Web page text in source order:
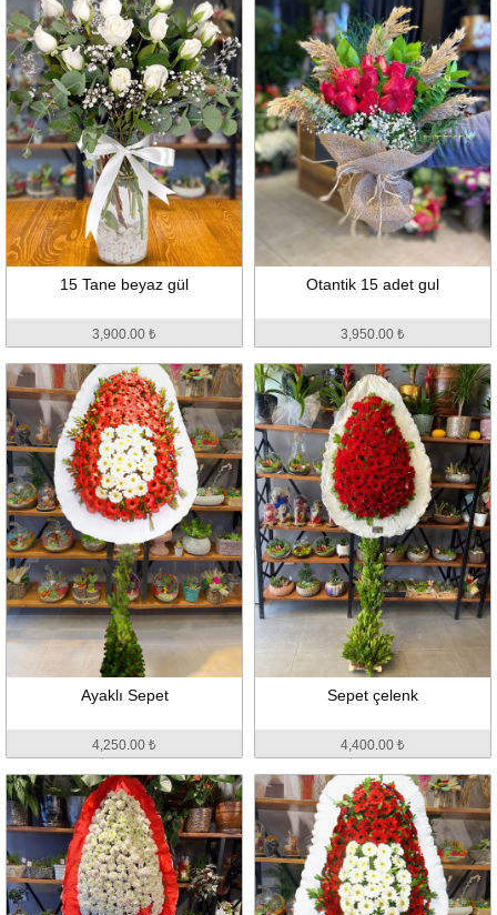
15 Tane beyaz gül
3,900.00 ₺
Otantik 15 adet gul
3,950.00 ₺
Ayaklı Sepet
4,250.00 ₺
Sepet çelenk
4,400.00 ₺